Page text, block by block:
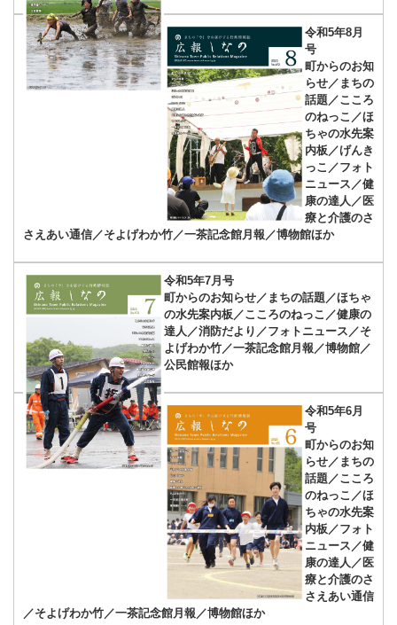
令和5年8月
号
町からのお知
らせ／まちの
話題／こころ
のねっこ／ほ
ちゃの水先案
内板／げんき
っこ／フォト
ニュース／健
康の達人／医
療と介護のさ
さえあい通信／そよげわか竹／一茶記念館月報／博物館ほか
令和5年7月号
町からのお知らせ／まちの話題／ほちゃ
の水先案内板／こころのねっこ／健康の
達人／消防だより／フォトニュース／そ
よげわか竹／一茶記念館月報／博物館／
公民館報ほか
令和5年6月
号
町からのお知
らせ／まちの
話題／こころ
のねっこ／ほ
ちゃの水先案
内板／フォト
ニュース／健
康の達人／医
療と介護のさ
さえあい通信
／そよげわか竹／一茶記念館月報／博物館ほか